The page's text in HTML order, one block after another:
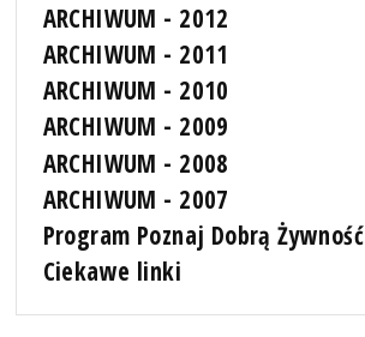
ARCHIWUM - 2012
ARCHIWUM - 2011
ARCHIWUM - 2010
ARCHIWUM - 2009
ARCHIWUM - 2008
ARCHIWUM - 2007
Program Poznaj Dobrą Żywność
Ciekawe linki